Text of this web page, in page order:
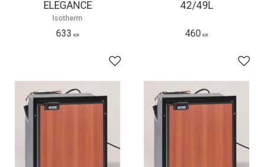
ELEGANCE
Isotherm
633 KR
Lägg till i favoriter
42/49L
460 KR